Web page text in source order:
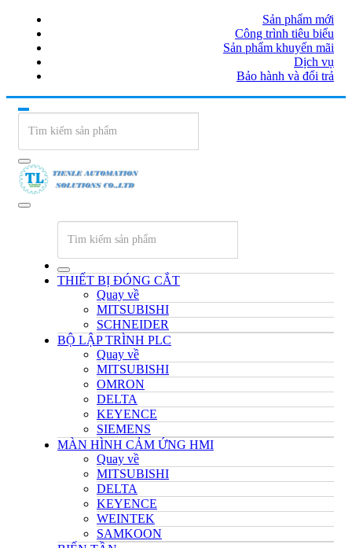
Sản phẩm mới
Công trình tiêu biểu
Sản phẩm khuyến mãi
Dịch vụ
Bảo hành và đổi trả
THIẾT BỊ ĐÓNG CẮT
Quay về
MITSUBISHI
SCHNEIDER
BỘ LẬP TRÌNH PLC
Quay về
MITSUBISHI
OMRON
DELTA
KEYENCE
SIEMENS
MÀN HÌNH CẢM ỨNG HMI
Quay về
MITSUBISHI
DELTA
KEYENCE
WEINTEK
SAMKOON